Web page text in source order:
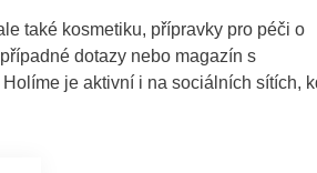
také kosmetiku, přípravky pro péči o
dotazy nebo magazín s
je aktivní i na sociálních sítích,